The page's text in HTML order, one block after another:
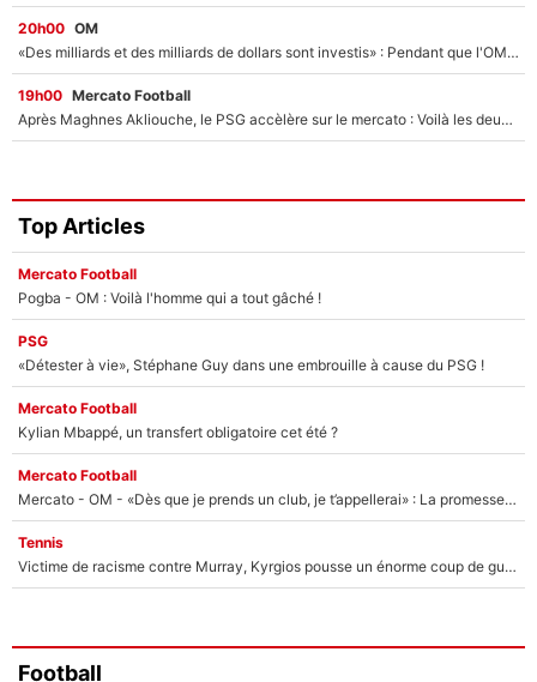
20h00 OM
«Des milliards et des milliards de dollars sont investis» : Pendant que l'OM est en pleine crise financière, Frank McCourt lance un nouveau projet à 260M€ !
19h00 Mercato Football
Après Maghnes Akliouche, le PSG accèlère sur le mercato : Voilà les deux nouvelles recrues qui vont signer la semaine prochaine ?
Top Articles
Mercato Football
Pogba - OM : Voilà l'homme qui a tout gâché !
PSG
«Détester à vie», Stéphane Guy dans une embrouille à cause du PSG !
Mercato Football
Kylian Mbappé, un transfert obligatoire cet été ?
Mercato Football
Mercato - OM - «Dès que je prends un club, je t’appellerai» : La promesse de Marcelino au moment de claquer la porte
Tennis
Victime de racisme contre Murray, Kyrgios pousse un énorme coup de gueule !
Football